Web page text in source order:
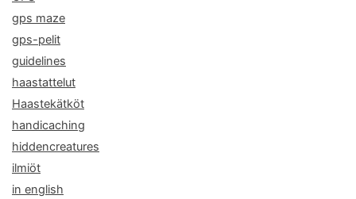
gps maze
gps-pelit
guidelines
haastattelut
Haastekätköt
handicaching
hiddencreatures
ilmiöt
in english